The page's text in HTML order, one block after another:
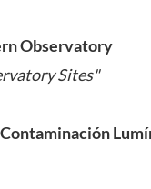
Observatory
Sites"